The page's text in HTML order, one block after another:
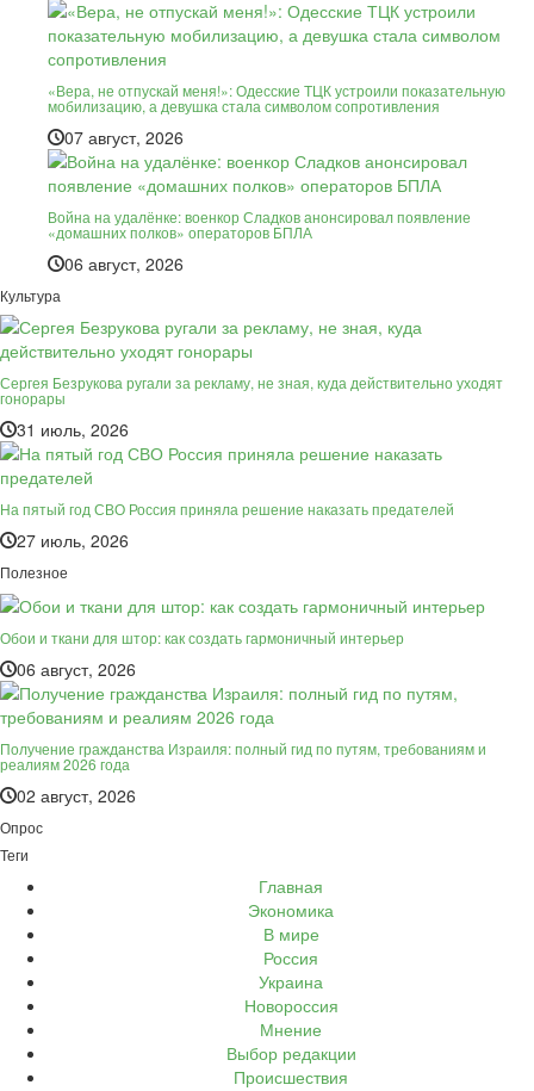
«Вера, не отпускай меня!»: Одесские ТЦК устроили показательную
мобилизацию, а девушка стала символом сопротивления
07 август, 2026
Война на удалёнке: военкор Сладков анонсировал появление
«домашних полков» операторов БПЛА
06 август, 2026
Культура
Сергея Безрукова ругали за рекламу, не зная, куда действительно уходят
гонорары
31 июль, 2026
На пятый год СВО Россия приняла решение наказать предателей
27 июль, 2026
Полезное
Обои и ткани для штор: как создать гармоничный интерьер
06 август, 2026
Получение гражданства Израиля: полный гид по путям, требованиям и
реалиям 2026 года
02 август, 2026
Опрос
Теги
Главная
Экономика
В мире
Россия
Украина
Новороссия
Мнение
Выбор редакции
Происшествия